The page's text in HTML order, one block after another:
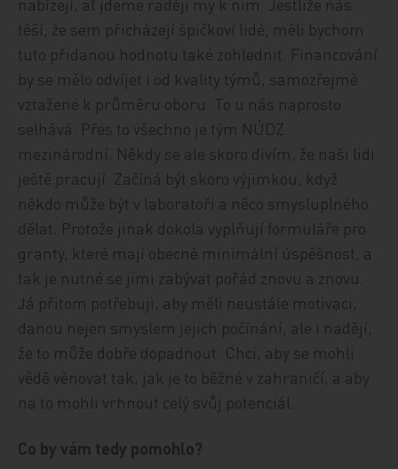
těší, že sem přicházejí špičkoví lidé, měli bychom
tuto přidanou hodnotu také zohlednit. Financování
by se mělo odvíjet i od kvality týmů, samozřejmě
vztažené k průměru oboru. To u nás naprosto
selhává. Přes to všechno je tým NÚDZ
mezinárodní. Někdy se ale skoro divím, že naši lidi
ještě pracují. Začíná být skoro výjimkou, když
někdo může být v laboratoři a něco smysluplného
dělat. Protože jinak dokola vyplňují formuláře pro
granty, které mají obecně minimální úspěšnost, a
tak je nutné se jimi zabývat pořád znovu a znovu.
Já přitom potřebuji, aby měli neustále motivaci,
danou nejen smyslem jejich počínání, ale i nadějí,
že to může dobře dopadnout. Chci, aby se mohli
vědě věnovat tak, jak je to běžné v zahraničí, a aby
na to mohli vrhnout celý svůj potenciál.
Co by vám tedy pomohlo?